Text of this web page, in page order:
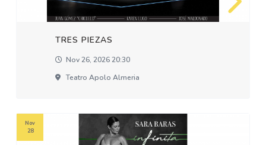
TRES PIEZAS
Nov 26, 2026 20:30
Teatro Apolo Almeria
Nov
28